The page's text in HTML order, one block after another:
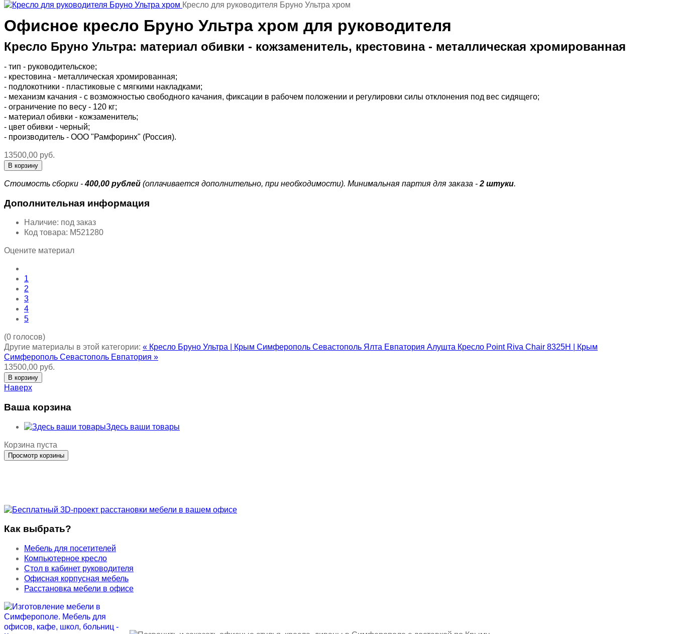
Кресло для руководителя Бруно Ультра хром
Офисное кресло Бруно Ультра хром для руководителя
Кресло Бруно Ультра: материал обивки - кожзаменитель, крестовина - металлическая хромированная
- тип - руководительское;
- крестовина - металлическая хромированная;
- подлокотники - пластиковые с мягкими накладками;
- механизм качания - с возможностью свободного качания, фиксации в рабочем положении и регулировки силы отклонения под вес сидящего;
- ограничение по весу - 120 кг;
- материал обивки - кожзаменитель;
- цвет обивки - черный;
- производитель - ООО "Рамфоринх" (Россия).
13500,00 руб.
Стоимость сборки -400,00 рублей (оплачивается дополнительно, при необходимости). Минимальная партия для заказа - 2 штуки.
Дополнительная информация
Наличие: под заказ
Код товара: М521280
Оцените материал
1
2
3
4
5
(0 голосов)
Другие материалы в этой категории: « Кресло Бруно Ультра | Крым Симферополь Севастополь Ялта Евпатория Алушта Кресло Point Riva Chair 8325H | Крым
Симферополь Севастополь Евпатория »
13500,00 руб.
Наверх
Ваша корзина
Здесь ваши товары
Корзина пуста
Как выбрать?
Мебель для посетителей
Компьютерное кресло
Стол в кабинет руководителя
Офисная корпусная мебель
Расстановка мебели в офисе